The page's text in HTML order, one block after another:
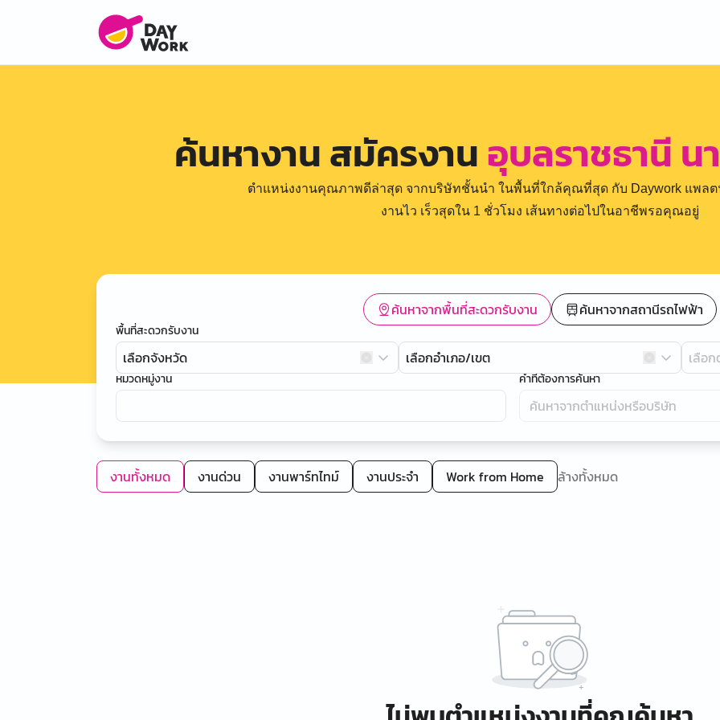
ค้นหางาน สมัครงานอุบลราชธานี น
ตำแหน่งงานคุณภาพดีล่าสุด จากบริษัทชั้นนำ ในพื้นที่ใกล้คุณที่สุด กับ Daywork แพล
งานไว เร็วสุดใน 1 ชั่วโมง เส้นทางต่อไปในอาชีพรอคุณอยู่
ค้นหาจากพื้นที่สะดวกรับงาน ค้นหาจากสถานีรถไฟฟ้า
พื้นที่สะดวกรับงาน
เลือกจังหวัด เลือกอำเภอ/เขต เลือ
หมวดหมู่งาน คำที่ต้องการค้นหา
งานทั้งหมด งานด่วน งานพาร์ทไทม์ งานประจำ Work from Home ล้างทั้งหมด